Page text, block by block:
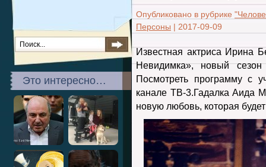
Это интересно…
Опубликовано в рубрике
Персоны | 2017-09-09
Известная актриса Ирина
Невидимка», новый
Посмотреть программу с
канале ТВ-3.Гадалка Аида
новую любовь, которая